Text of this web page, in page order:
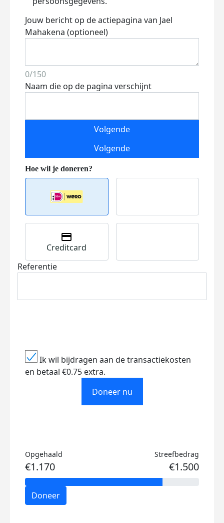
Jouw bericht op de actiepagina van Jael
Mahakena (optioneel)
0/150
Naam die op de pagina verschijnt
Volgende
Volgende
Creditcard
Referentie
Ik wil bijdragen aan de transactiekosten
en betaal €0.75 extra.
Doneer nu
Opgehaald
€1.170
Streefbedrag
€1.500
Doneer